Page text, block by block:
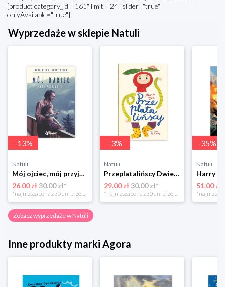
[product category_id="161" limit="24" slider="true"
onlyAvailable="true"]
Wyprzedaże w sklepie Natuli
-13%
Natuli
Mój ojciec, mój przyjaciel Element
26.00 zł30.00 zł*
*najniższa cena z 30 dni przed obniżką
-3%
Natuli
Przeplatalińscy Dwie siostry
29.00 zł 30.00 zł*
*najniższa cena z 30 dni przed obniżką
-35%
Natuli
51.00 zł
Zobacz wyprzedaże w Natuli
Inne produkty marki Agora